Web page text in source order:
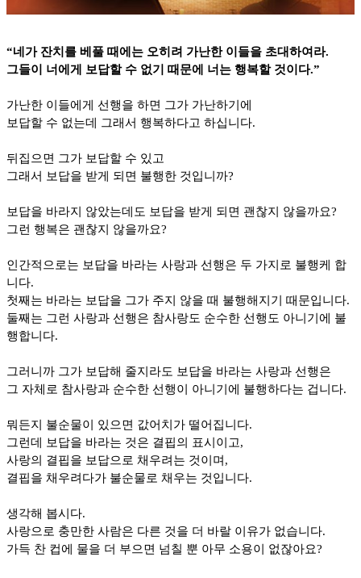
“네가 잔치를 베풀 때에는 오히려 가난한 이들을 초대하여라.
그들이 너에게 보답할 수 없기 때문에 너는 행복할 것이다.”
가난한 이들에게 선행을 하면 그가 가난하기에
보답할 수 없는데 그래서 행복하다고 하십니다.
뒤집으면 그가 보답할 수 있고
그래서 보답을 받게 되면 불행한 것입니까?
보답을 바라지 않았는데도 보답을 받게 되면 괜찮지 않을까요?
그런 행복은 괜찮지 않을까요?
인간적으로는 보답을 바라는 사랑과 선행은 두 가지로 불행케 합
니다.
첫째는 바라는 보답을 그가 주지 않을 때 불행해지기 때문입니다.
둘째는 그런 사랑과 선행은 참사랑도 순수한 선행도 아니기에 불
행합니다.
그러니까 그가 보답해 줄지라도 보답을 바라는 사랑과 선행은
그 자체로 참사랑과 순수한 선행이 아니기에 불행하다는 겁니다.
뭐든지 불순물이 있으면 값어치가 떨어집니다.
그런데 보답을 바라는 것은 결핍의 표시이고,
사랑의 결핍을 보답으로 채우려는 것이며 ,
결핍을 채우려다가 불순물로 채우는 것입니다.
생각해 봅시다.
사랑으로 충만한 사람은 다른 것을 더 바랄 이유가 없습니다.
가득 찬 컵에 물을 더 부으면 넘칠 뿐 아무 소용이 없잖아요?